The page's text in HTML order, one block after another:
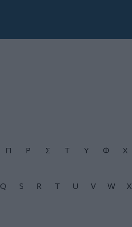
Π Ρ Σ Τ Υ Φ Χ
Q S R T U V W X